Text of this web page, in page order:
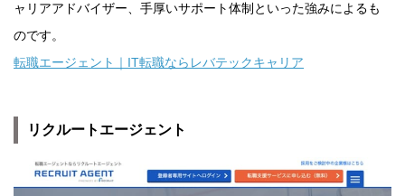
ャリアアドバイザー、手厚いサポート体制といった強みによるも
のです。
転職エージェント｜IT転職ならレバテックキャリア
リクルートエージェント